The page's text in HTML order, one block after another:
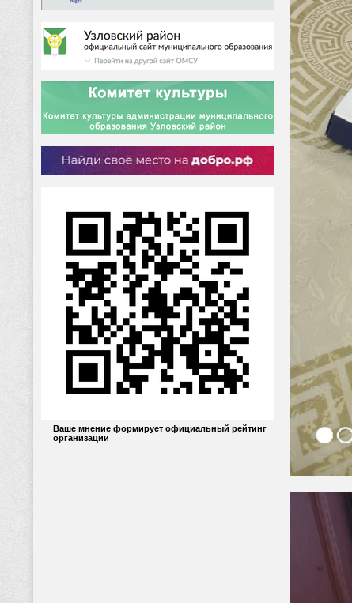
Ваше мнение формирует официальный рейтинг
организации